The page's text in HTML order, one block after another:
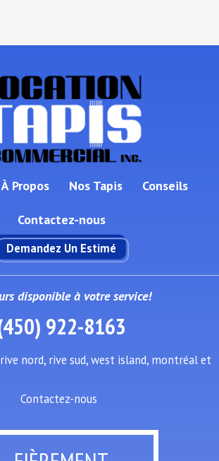
À Propos Nos Tapis Conseils
Contactez-nous
Demandez Un Estimé
disponible à votre service!
922-8163
nord, rive sud, west island, montréal et
Contactez-nous